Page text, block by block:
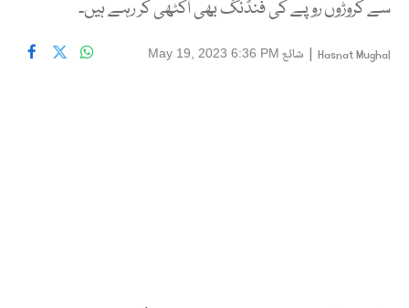
سے کروڑوں روپے کی فنڈنگ بھی اکٹھی کر رہے ہیں۔
Hasnat Mughal
| شائع May 19, 2023 6:36 PM